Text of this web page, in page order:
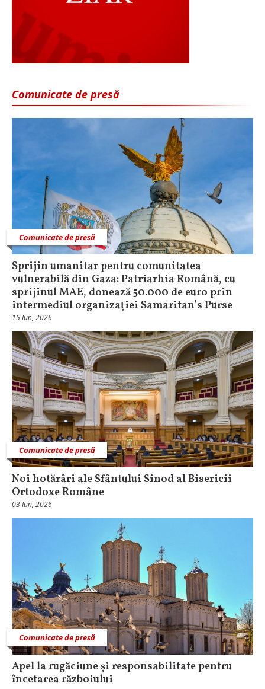
Comunicate de presă
Comunicate de presă
Sprijin umanitar pentru comunitatea
vulnerabilă din Gaza: Patriarhia Română, cu
sprijinul MAE, donează 50.000 de euro prin
intermediul organizației Samaritan’s Purse
15 Iun, 2026
Comunicate de presă
Noi hotărâri ale Sfântului Sinod al Bisericii
Ortodoxe Române
03 Iun, 2026
Comunicate de presă
Apel la rugăciune și responsabilitate pentru
încetarea războiului